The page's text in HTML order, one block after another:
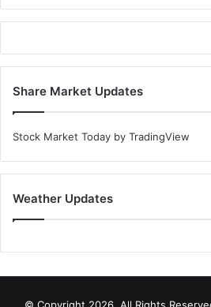
Share Market Updates
Stock Market Today by TradingView
Weather Updates